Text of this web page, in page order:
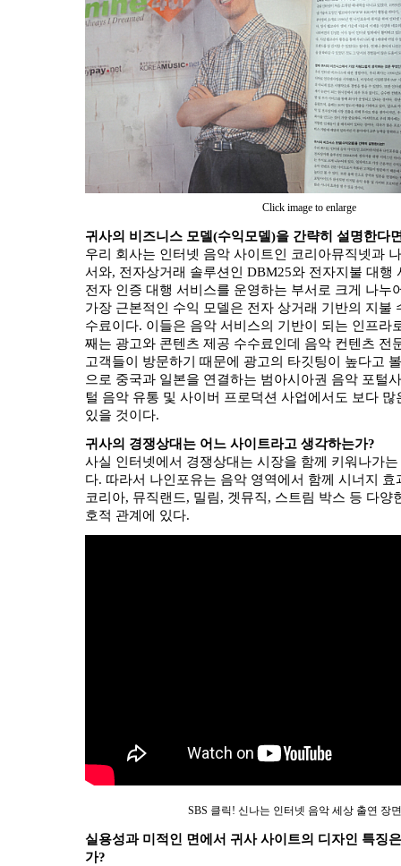
Click image to enlarge
귀사의 비즈니스 모델(수익모델)을 간략히 설명한다
우리 회사는 인터넷 음악 사이트인 코리아뮤직넷과
서와, 전자상거래 솔루션인 DBM25와 전자지불 대행
전자 인증 대행 서비스를 운영하는 부서로 크게 나누
가장 근본적인 수익 모델은 전자 상거래 기반의 지불
수료이다. 이들은 음악 서비스의 기반이 되는 인프라
째는 광고와 콘텐츠 제공 수수료인데 음악 컨텐츠 전
고객들이 방문하기 때문에 광고의 타깃팅이 높다고
으로 중국과 일본을 연결하는 범아시아권 음악 포털
털 음악 유통 및 사이버 프로덕션 사업에서도 보다
있을 것이다.
귀사의 경쟁상대는 어느 사이트라고 생각하는가?
사실 인터넷에서 경쟁상대는 시장을 함께 키워나가
다. 따라서 나인포유는 음악 영역에서 함께 시너지
코리아, 뮤직랜드, 밀림, 겟뮤직, 스트림 박스 등 다양
호적 관계에 있다.
SBS 클릭! 신나는 인터넷 음악 세상 출연 장
실용성과 미적인 면에서 귀사 사이트의 디자인 특징
가?